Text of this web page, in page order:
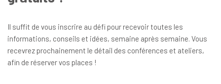
Il suffit de vous inscrire au défi pour recevoir toutes les
informations, conseils et idées, semaine après semaine. Vous
recevrez prochainement le détail des conférences et ateliers,
afin de réserver vos places !